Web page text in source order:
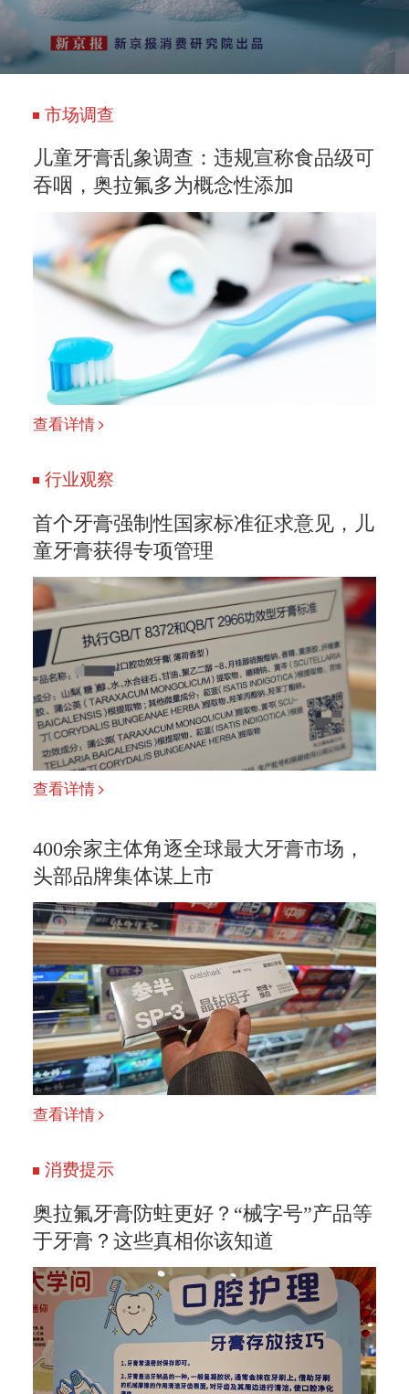
市场调查
儿童牙膏乱象调查：违规宣称食品级可
吞咽，奥拉氟多为概念性添加
查看详情
行业观察
首个牙膏强制性国家标准征求意见，儿
童牙膏获得专项管理
查看详情
400余家主体角逐全球最大牙膏市场，
头部品牌集体谋上市
查看详情
消费提示
奥拉氟牙膏防蛀更好？“械字号”产品等
于牙膏？这些真相你该知道